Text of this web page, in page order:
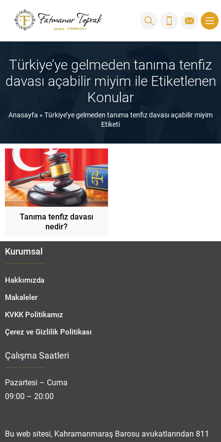
Türkiye’ye gelmeden tanıma tenfiz
davası açabilir miyim ile Etiketlenen
Konular
Anasayfa » Türkiye’ye gelmeden tanıma tenfiz davası açabilir miyim
Etiketi
Tanıma tenfiz davası
nedir?
Kurumsal
Hakkımızda
Makaleler
KVKK Politikamız
Çerez ve Gizlilik Politikası
Çalışma Saatleri
Pazartesi – Cuma
09:00 – 20:00
Bu web sitesi, Kahramanmaraş Barosu avukatlarından 811
Cevap Yaz